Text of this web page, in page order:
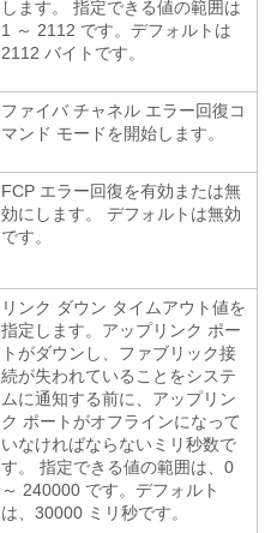
します。 指定できる値の範囲は
1 ～ 2112 です。デフォルトは
2112 バイトです。
ファイバ チャネル エラー回復コ
マンド モードを開始します。
FCP エラー回復を有効または無
効にします。 デフォルトは無効
です。
リンク ダウン タイムアウト値を
指定します。アップリンク ポー
トがダウンし、ファブリック接
続が失われていることをシステ
ムに通知する前に、アップリン
ク ポートがオフラインになって
いなければならないミリ秒数で
す。 指定できる値の範囲は、0
～ 240000 です。デフォルト
は、30000 ミリ秒です。